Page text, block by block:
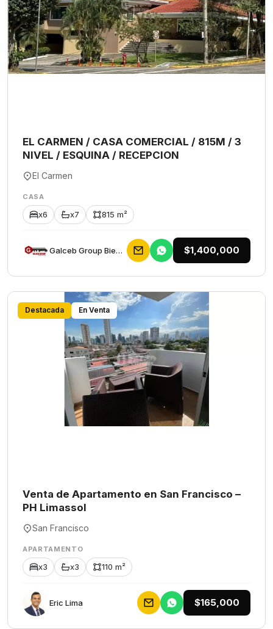
EL CARMEN / CASA COMERCIAL / 815M / 3
NIVEL / ESQUINA / RECEPCION
El Carmen
CASA
x6 x7 815 m²
Galceb Group Bienes Raices $1,400,000
Destacada En Venta
Venta de Apartamento en San Francisco –
PH Limassol
San Francisco
APARTAMENTO
x3 x3 110 m²
Eric Lima $165,000